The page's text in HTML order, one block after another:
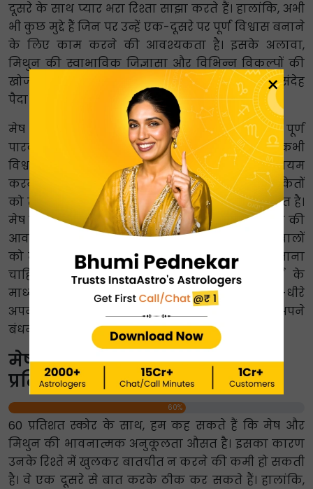
दूसरे के साथ प्यार भरा रिश्ता साझा करते हैं। हालांकि, अभी
भी कुछ मुद्दे हैं जिन पर उन्हें एक-दूसरे पर पूर्ण विश्वास बनाने
के लिए काम करने की आवश्यकता है। इसके अलावा,
मिथुन की स्वाभाविक जिज्ञासा और विभिन्न विकल्पों की
खोज करने की प्रवृत्ति कभी-कभी मेष राशि के मन में संदेह
पैदा कर सकती है, जिससे विश्वास प्रभावित हो सकता है।
मेष राशि वाले, सीधे होने के कारण, मिथुन राशि से पूर्ण
पारदर्शिता की उम्मीद कर सकते हैं, जिससे कभी-कभी
विश्वास संबंधी समस्याएं पैदा हो सकती हैं। विश्वास कायम
करने और पारदर्शिता सुनिश्चित करने के लिए दोनों संकेतों
को खुले और ईमानदार संचार पर काम करने की जरूरत है।
मेष राशि वालों को मिथुन राशि वालों की बौद्धिक प्रेरणा की
आवश्यकता को समझना चाहिए, जबकि मिथुन राशि वालों
को मेष राशि वालों को उनकी कमिटमेंट के बारे में बताना
चाहिए। आपसी समझ, सम्मान और लगातार कार्यों के
माध्यम से विश्वास को बना करके, मेष और मिथुन धीरे-धीरे
अपनी विश्वास अनुकूलता में सुधार कर सकते हैं और अपने
बंधन को मजबूत कर सकते हैं।
मेष-मिथुन भावनात्मक अनुकूलता
प्रतिशत 60%
60%
60 प्रतिशत स्कोर के साथ, हम कह सकते हैं कि मेष और
मिथुन की भावनात्मक अनुकूलता औसत है। इसका कारण
उनके रिश्ते में खुलकर बातचीत न करने की कमी हो सकती
है। वे एक दूसरे से बात करके ठीक कर सकते हैं। हालांकि,
×